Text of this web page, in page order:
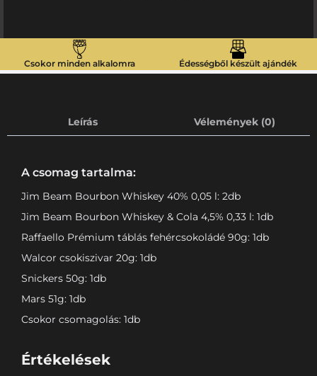
Csokor minden alkalomra Édességből készült ajándék
Leírás Vélemények (0)
A csomag tartalma:
Jim Beam Bourbon Whiskey 40% 0,05 l: 2db
Jim Beam Bourbon Whiskey & Cola 4,5% 0,33 l: 1db
Raffaello Prémium táblás fehércsokoládé 90g: 1db
Walcor csokiszivar 20g: 1db
Snickers 50g: 1db
Mars 51g: 1db
Csokor csomagolás: 1db
Értékelések